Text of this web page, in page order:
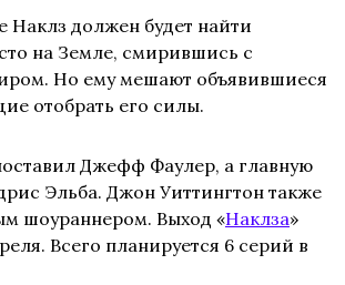
Наклз должен будет найти
на Земле, смирившись с
Но ему мешают объявившиеся
отобрать его силы.
Джефф Фаулер, а главную
Эльба. Джон Уиттингтон также
шоураннером. Выход «Наклза»
Всего планируется 6 серий в